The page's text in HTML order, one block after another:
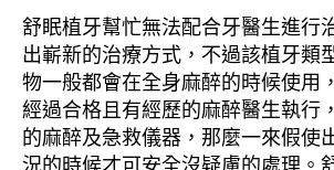
舒眠植牙幫忙無法配合牙醫生進行
出嶄新的治療方式，不過該植牙類
物一般都會在全身麻醉的時候使用
經過合格且有經歷的麻醉醫生執行
的麻醉及急救儀器，那麼一來假使
況的時候才可安全沒疑慮的處理。